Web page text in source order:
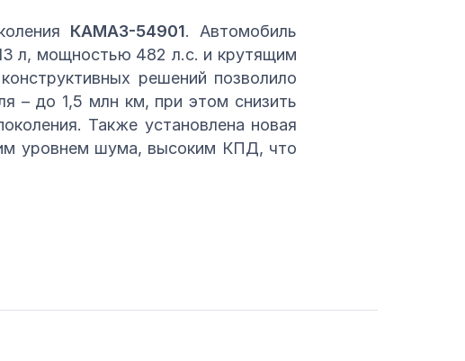
КАМАЗ-54901. Автомобиль
л, мощностью 482 л.с. и крутящим
решений позволило
– до 1,5 млн км, при этом снизить
Также установлена новая
уровнем шума, высоким КПД, что